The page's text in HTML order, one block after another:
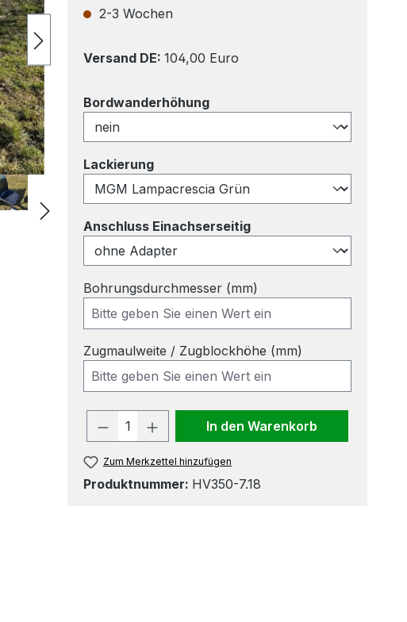
2-3 Wochen
Versand DE: 104,00 Euro
Bordwanderhöhungauswählen
Lackierungauswählen
Anschluss Einachserseitigauswählen
Bohrungsdurchmesser (mm)
Zugmaulweite / Zugblockhöhe (mm)
Produkt Anzahl: Gib den
In den Warenkorb
Zum Merkzettel hinzufügen
Produktnummer: HV350-7.18